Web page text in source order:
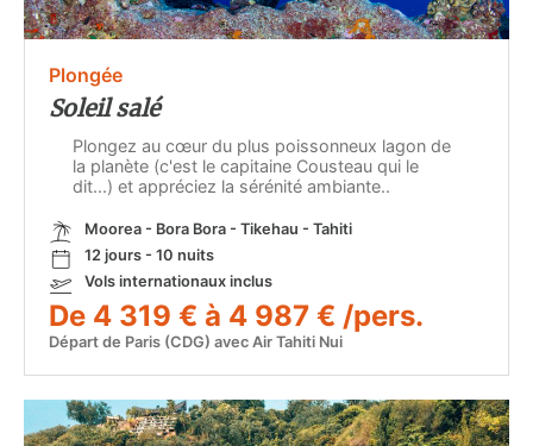
Plongée
Soleil salé
Plongez au cœur du plus poissonneux lagon de
la planète (c'est le capitaine Cousteau qui le
dit...) et appréciez la sérénité ambiante..
Moorea - Bora Bora - Tikehau - Tahiti
12 jours - 10 nuits
Vols internationaux inclus
De 4 319 € à 4 987 € /pers.
Départ de Paris (CDG) avec Air Tahiti Nui